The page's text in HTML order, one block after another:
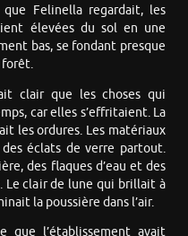
Felinella regardait, les
élevées du sol en une
bas, se fondant presque
forêt.
clair que les choses qui
car elles s’effritaient. La
les ordures. Les matériaux
éclats de verre partout.
des flaques d’eau et des
Le clair de lune qui brillait à
la poussière dans l’air.
que l’établissement avait